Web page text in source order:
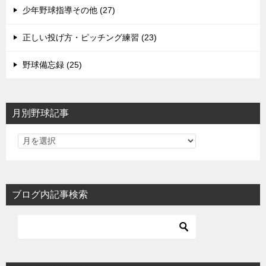
少年野球指導その他 (27)
正しい投げ方・ピッチング練習 (23)
野球備忘録 (25)
月別野球記事
ブログ内記事検索